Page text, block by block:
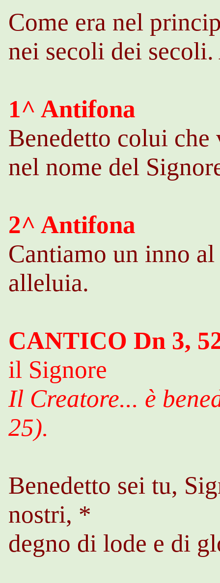
Come era nel
nei secoli dei
1^ Antifona
Benedetto colui che
nel nome del
2^ Antifona
Cantiamo un inno
alleluia.
CANTICODn 3,
il Signore
Il Creatore... è
25).
Benedetto sei tu,
nostri, *
degno di lode e di